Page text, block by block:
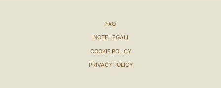
FAQ
NOTE LEGALI
COOKIE POLICY
PRIVACY POLICY